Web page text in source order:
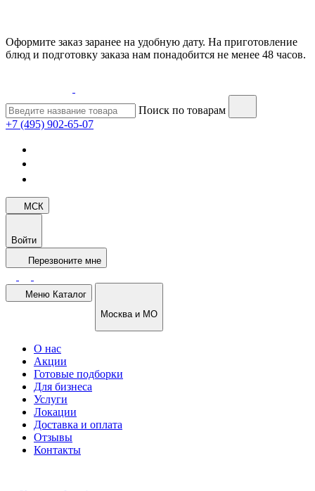
Оформите заказ заранее на удобную дату. На приготовление
блюд и подготовку заказа нам понадобится не менее 48 часов.
Поиск по товарам
+7 (495) 902-65-07
МСК
Войти
Перезвоните мне
Меню Каталог
Москва и МО
О нас
Акции
Готовые подборки
Для бизнеса
Услуги
Локации
Доставка и оплата
Отзывы
Контакты